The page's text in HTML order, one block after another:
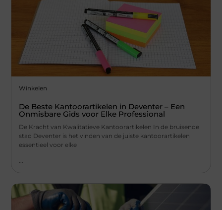
Winkelen
De Beste Kantoorartikelen in Deventer – Een
Onmisbare Gids voor Elke Professional
De Kracht van Kwalitatieve Kantoorartikelen In de bruisende
stad Deventer is het vinden van de juiste kantoorartikelen
essentieel voor elke
...